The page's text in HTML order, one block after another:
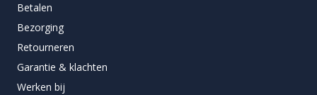
Betalen
Bezorging
Retourneren
Garantie & klachten
Werken bij